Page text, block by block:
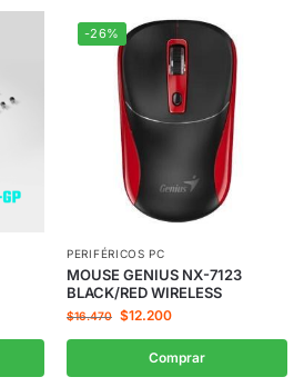
-26%
PERIFÉRICOS PC
MOUSE GENIUS NX-7123
BLACK/RED WIRELESS
$16.470 $12.200
Comprar